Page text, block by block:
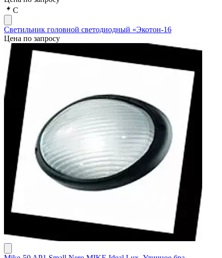
С
Светильник головной светодиодный «Экотон-16
Цена по запросу